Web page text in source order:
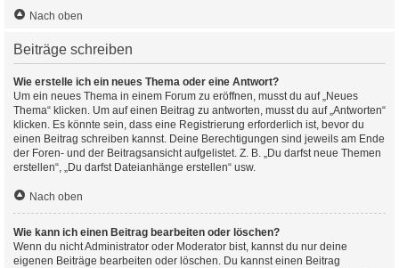
Nach oben
Beiträge schreiben
Wie erstelle ich ein neues Thema oder eine Antwort?
Um ein neues Thema in einem Forum zu eröffnen, musst du auf „Neues
Thema“ klicken. Um auf einen Beitrag zu antworten, musst du auf „Antworten“
klicken. Es könnte sein, dass eine Registrierung erforderlich ist, bevor du
einen Beitrag schreiben kannst. Deine Berechtigungen sind jeweils am Ende
der Foren- und der Beitragsansicht aufgelistet. Z. B. „Du darfst neue Themen
erstellen“, „Du darfst Dateianhänge erstellen“ usw.
Nach oben
Wie kann ich einen Beitrag bearbeiten oder löschen?
Wenn du nicht Administrator oder Moderator bist, kannst du nur deine
eigenen Beiträge bearbeiten oder löschen. Du kannst einen Beitrag